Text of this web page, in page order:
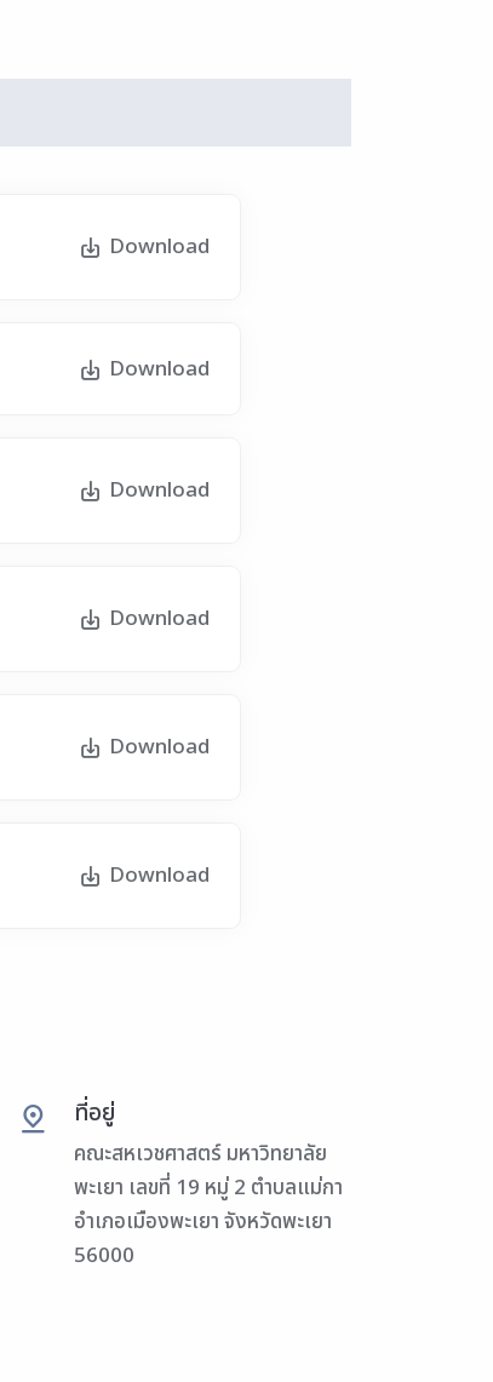
Download
Download
Download
Download
Download
Download
ที่อยู่
คณะสหเวชศาสตร์ มหาวิทยาลัย
พะเยา เลขที่ 19 หมู่ 2 ตำบลแม่กา
อำเภอเมืองพะเยา จังหวัดพะเยา
56000